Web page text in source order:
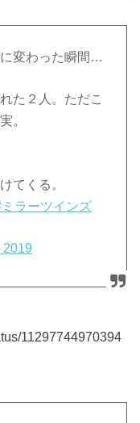
変わった瞬間…
た２人。ただこ
。
てくる。
ラーツインズ
2019
11297744970394